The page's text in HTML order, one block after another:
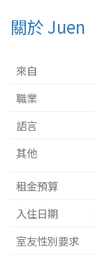
關於 Juen
來自
職業
語言
其他
租金預算
入住日期
室友性別要求